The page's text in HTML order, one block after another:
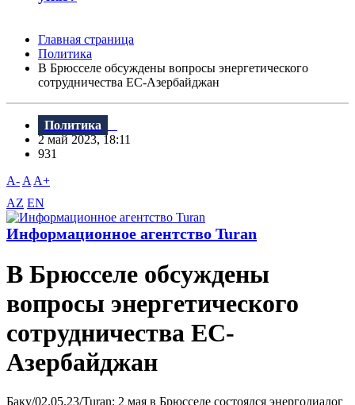
Главная страница
Политика
В Брюсселе обсуждены вопросы энергетического
сотрудничества ЕС-Азербайджан
Политика
2 май 2023, 18:11
931
A- A A+
AZ EN
Информационное агентство Turan
В Брюсселе обсуждены
вопросы энергетического
сотрудничества ЕС-
Азербайджан
Баку/02.05.23/Turan: 2 мая в Брюсселе состоялся энергодиалог